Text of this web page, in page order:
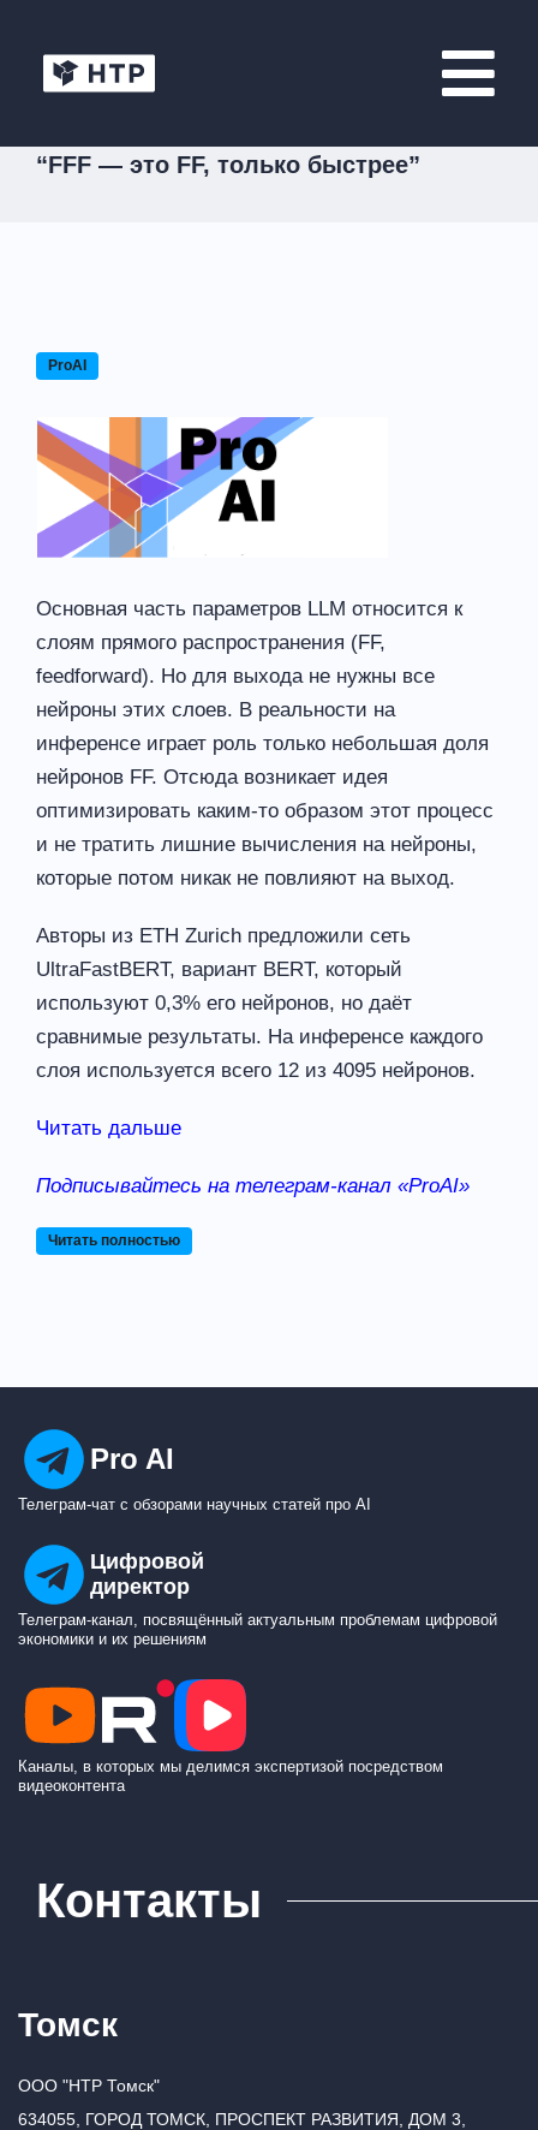
“FFF — это FF, только быстрее”
ProAI
Основная часть параметров LLM относится к
слоям прямого распространения (FF,
feedforward). Но для выхода не нужны все
нейроны этих слоев. В реальности на
инференсе играет роль только небольшая доля
нейронов FF. Отсюда возникает идея
оптимизировать каким-то образом этот процесс
и не тратить лишние вычисления на нейроны,
которые потом никак не повлияют на выход.
Авторы из ETH Zurich предложили сеть
UltraFastBERT, вариант BERT, который
используют 0,3% его нейронов, но даёт
сравнимые результаты. На инференсе каждого
слоя используется всего 12 из 4095 нейронов.
Читать дальше
Подписывайтесь на телеграм-канал «ProAI»
Читать полностью
Pro AI
Телеграм-чат с обзорами научных статей про AI
Цифровой
директор
Телеграм-канал, посвящённый актуальным проблемам цифровой
экономики и их решениям
Каналы, в которых мы делимся экспертизой посредством
видеоконтента
Контакты
Томск
ООО "НТР Томск"
634055, ГОРОД ТОМСК, ПРОСПЕКТ РАЗВИТИЯ, ДОМ 3,